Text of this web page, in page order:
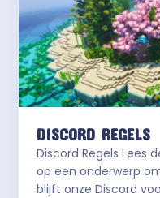
DISCORD REGELS
Discord Regels Lees de regels even goed door! Klik
op een onderwerp
blijft onze Discord